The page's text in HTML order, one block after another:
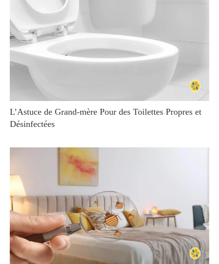
L’Astuce de Grand-mère Pour des Toilettes Propres et
Désinfectées